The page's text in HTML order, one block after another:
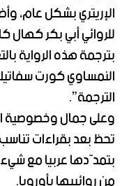
الإريتري بشكل عام،
للروائي أبي بكر
بترجمة هذه الرواية
النمساوي كورت
الترجمة”.
وعلى جمال وخصوصية
تحظ بعد بقراءات
بتمدّدها عربيا مع